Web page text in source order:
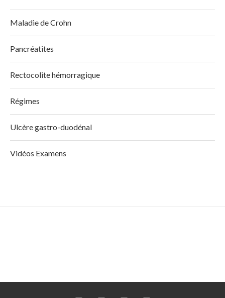
Maladie de Crohn
Pancréatites
Rectocolite hémorragique
Régimes
Ulcère gastro-duodénal
Vidéos Examens